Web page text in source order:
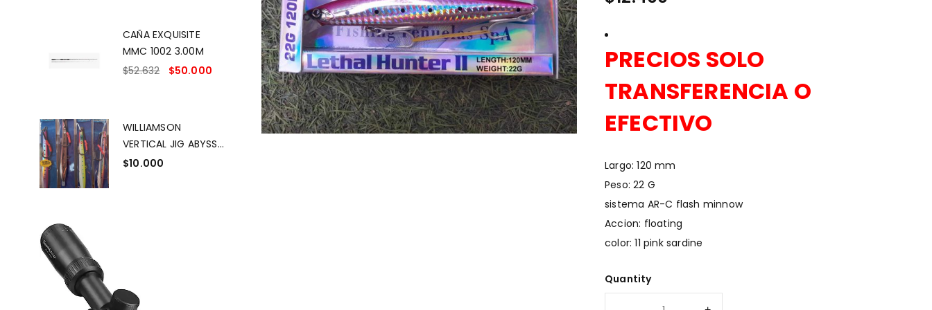
CAÑA EXQUISITE
MMC 1002 3.00M
$52.632 $50.000
WILLIAMSON
VERTICAL JIG ABYSS
SPEED JIG ASJ 200 g
$10.000
PRECIOS SOLO
TRANSFERENCIA O
EFECTIVO
Largo: 120 mm
Peso: 22 G
sistema AR-C flash minnow
Accion: floating
color: 11 pink sardine
Quantity